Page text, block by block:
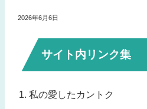
2026年6月6日
サイト内リンク集
1. 私の愛したカントク